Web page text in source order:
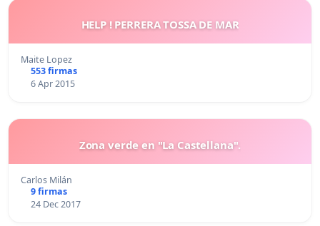
HELP ! PERRERA TOSSA DE MAR
Maite Lopez
553 firmas
6 Apr 2015
Zona verde en "La Castellana".
Carlos Milán
9 firmas
24 Dec 2017